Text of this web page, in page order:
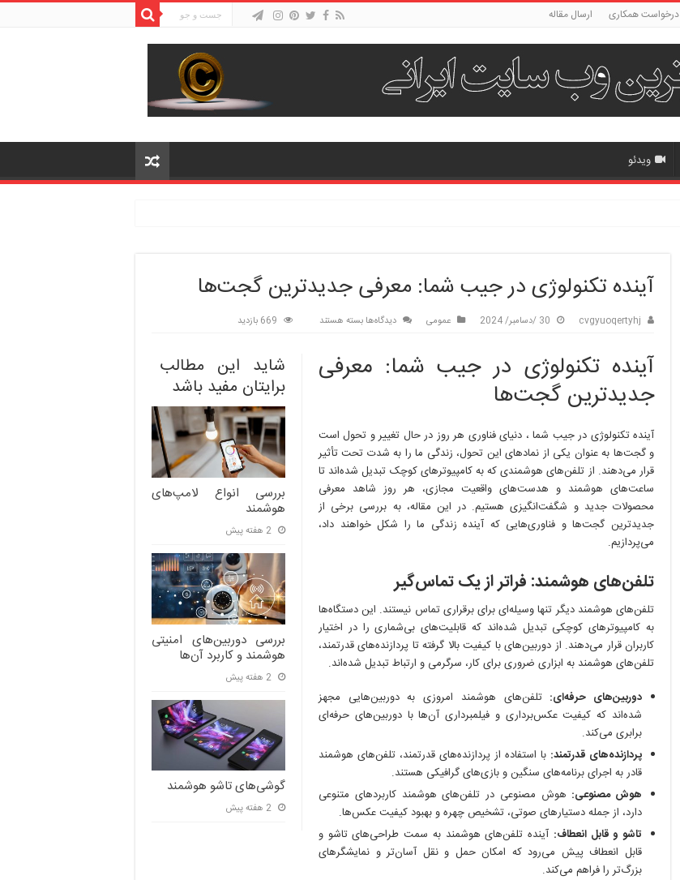
درخواست همکاری ارسال مقاله
ویدئو
آینده تکنولوژی در جیب شما: معرفی جدیدترین گجت‌ها
cvgyuoqertyhj 30 /دسامبر/ 2024 عمومی دیدگاه‌ها برای
در
جیب
جدیدترین
گجت‌ها
بسته هستند 669 بازدید
شاید این مطالب
برایتان مفید باشد
بررسی انواع لامپ‌های
هوشمند
2 هفته پیش
بررسی دوربین‌های امنیتی
هوشمند و کاربرد آن‌ها
2 هفته پیش
گوشی‌های تاشو هوشمند
2 هفته پیش
آینده تکنولوژی در جیب شما: معرفی
جدیدترین گجت‌ها
آینده تکنولوژی در جیب شما ، دنیای فناوری هر روز در حال تغییر و تحول است
و گجت‌ها به عنوان یکی از نمادهای این تحول، زندگی ما را به شدت تحت تأثیر
قرار می‌دهند. از تلفن‌های هوشمندی که به کامپیوترهای کوچک تبدیل شده‌اند تا
ساعت‌های هوشمند و هدست‌های واقعیت مجازی، هر روز شاهد معرفی
محصولات جدید و شگفت‌انگیزی هستیم. در این مقاله، به بررسی برخی از
جدیدترین گجت‌ها و فناوری‌هایی که آینده زندگی ما را شکل خواهند داد،
می‌پردازیم.
تلفن‌های هوشمند: فراتر از یک تماس‌گیر
تلفن‌های هوشمند دیگر تنها وسیله‌ای برای برقراری تماس نیستند. این دستگاه‌ها
به کامپیوترهای کوچکی تبدیل شده‌اند که قابلیت‌های بی‌شماری را در اختیار
کاربران قرار می‌دهند. از دوربین‌های با کیفیت بالا گرفته تا پردازنده‌های قدرتمند،
تلفن‌های هوشمند به ابزاری ضروری برای کار، سرگرمی و ارتباط تبدیل شده‌اند.
دوربین‌های حرفه‌ای: تلفن‌های هوشمند امروزی به دوربین‌هایی مجهز
شده‌اند که کیفیت عکس‌برداری و فیلمبرداری آن‌ها با دوربین‌های حرفه‌ای
برابری می‌کند.
پردازنده‌های قدرتمند: با استفاده از پردازنده‌های قدرتمند، تلفن‌های هوشمند
قادر به اجرای برنامه‌های سنگین و بازی‌های گرافیکی هستند.
هوش مصنوعی: هوش مصنوعی در تلفن‌های هوشمند کاربردهای متنوعی
دارد، از جمله دستیارهای صوتی، تشخیص چهره و بهبود کیفیت عکس‌ها.
تاشو و قابل انعطاف: آینده تلفن‌های هوشمند به سمت طراحی‌های تاشو و
قابل انعطاف پیش می‌رود که امکان حمل و نقل آسان‌تر و نمایشگرهای
بزرگ‌تر را فراهم می‌کند.